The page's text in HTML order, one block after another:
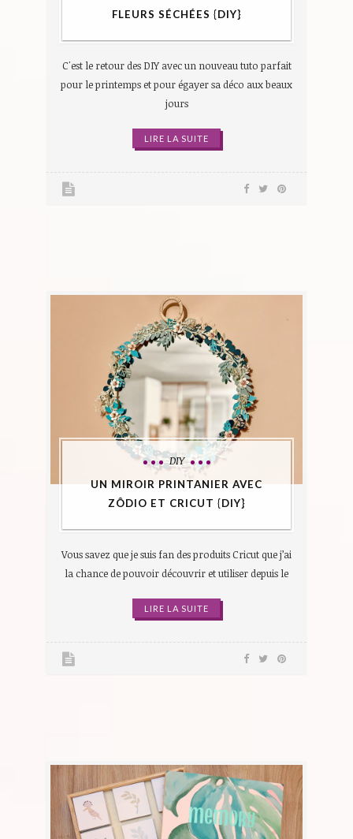
FLEURS SÉCHÉES {DIY}
C'est le retour des DIY avec un nouveau tuto parfait
pour le printemps et pour égayer sa déco aux beaux
jours
LIRE LA SUITE
DIY
UN MIROIR PRINTANIER AVEC
ZÔDIO ET CRICUT {DIY}
Vous savez que je suis fan des produits Cricut que j’ai
la chance de pouvoir découvrir et utiliser depuis le
LIRE LA SUITE